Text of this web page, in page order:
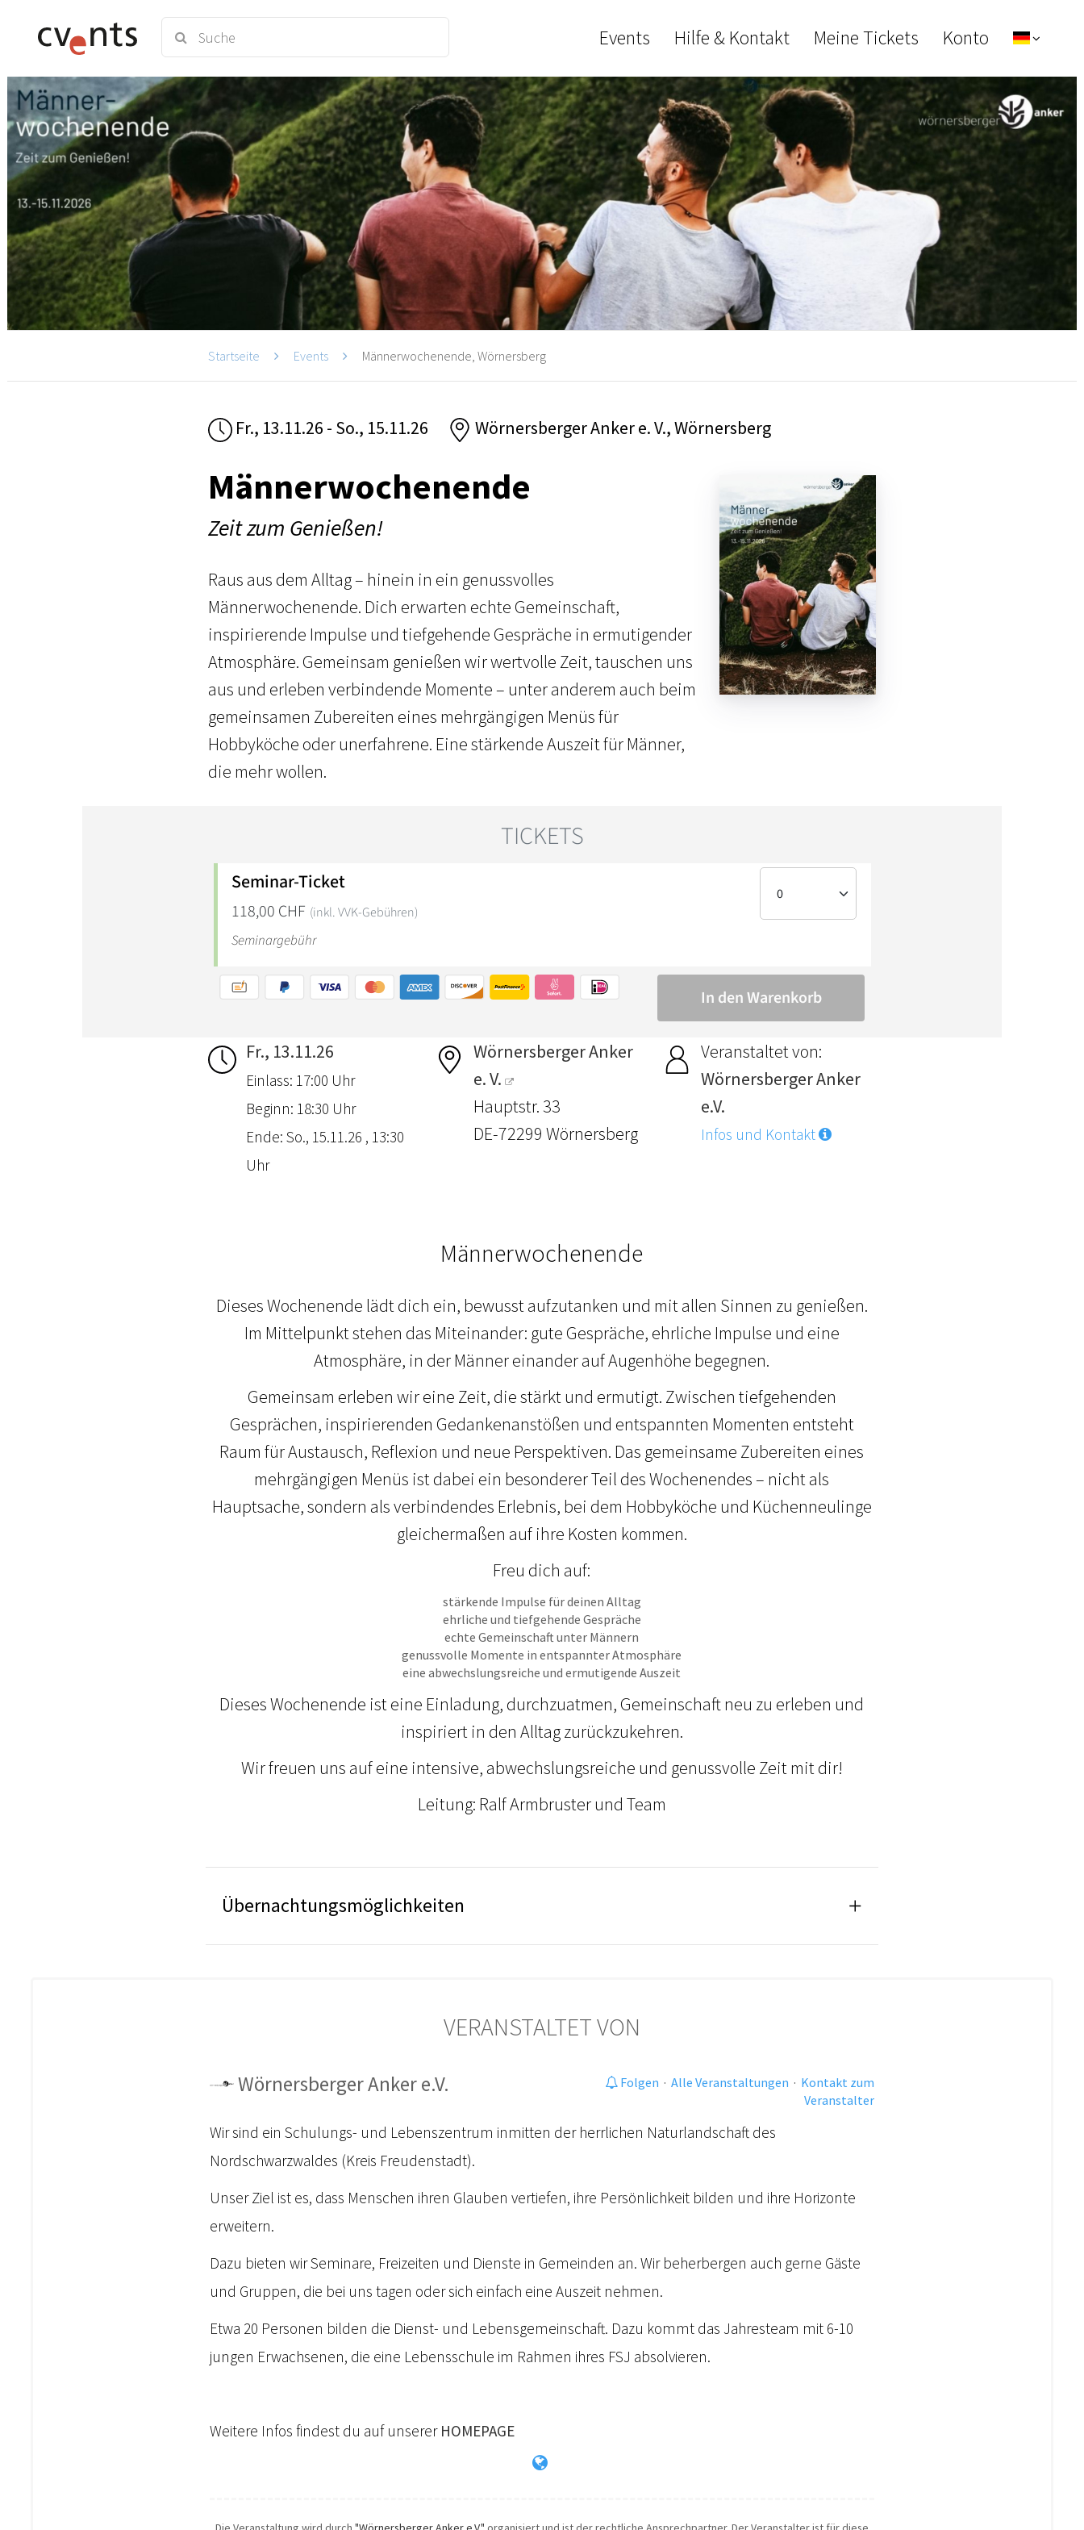
Events Hilfe & Kontakt Meine Tickets Konto
Startseite Events Männerwochenende, Wörnersberg
Fr., 13.11.26 - So., 15.11.26 Wörnersberger Anker e. V., Wörnersberg
Männerwochenende
Zeit zum Genießen!
Raus aus dem Alltag – hinein in ein genussvolles
Männerwochenende. Dich erwarten echte Gemeinschaft,
inspirierende Impulse und tiefgehende Gespräche in ermutigender
Atmosphäre. Gemeinsam genießen wir wertvolle Zeit, tauschen uns
aus und erleben verbindende Momente – unter anderem auch beim
gemeinsamen Zubereiten eines mehrgängigen Menüs für
Hobbyköche oder unerfahrene. Eine stärkende Auszeit für Männer,
die mehr wollen.
Fr., 13.11.26
Einlass: 17:00 Uhr
Beginn: 18:30 Uhr
Ende: So., 15.11.26 , 13:30
Uhr
Wörnersberger Anker
e. V.
Hauptstr. 33
DE-72299 Wörnersberg
Veranstaltet von:
Wörnersberger Anker
e.V.
Infos und Kontakt
Männerwochenende
Dieses Wochenende lädt dich ein, bewusst aufzutanken und mit allen Sinnen zu genießen.
Im Mittelpunkt stehen das Miteinander: gute Gespräche, ehrliche Impulse und eine
Atmosphäre, in der Männer einander auf Augenhöhe begegnen.
Gemeinsam erleben wir eine Zeit, die stärkt und ermutigt. Zwischen tiefgehenden
Gesprächen, inspirierenden Gedankenanstößen und entspannten Momenten entsteht
Raum für Austausch, Reflexion und neue Perspektiven. Das gemeinsame Zubereiten eines
mehrgängigen Menüs ist dabei ein besonderer Teil des Wochenendes – nicht als
Hauptsache, sondern als verbindendes Erlebnis, bei dem Hobbyköche und Küchenneulinge
gleichermaßen auf ihre Kosten kommen.
Freu dich auf:
stärkende Impulse für deinen Alltag
ehrliche und tiefgehende Gespräche
echte Gemeinschaft unter Männern
genussvolle Momente in entspannter Atmosphäre
eine abwechslungsreiche und ermutigende Auszeit
Dieses Wochenende ist eine Einladung, durchzuatmen, Gemeinschaft neu zu erleben und
inspiriert in den Alltag zurückzukehren.
Wir freuen uns auf eine intensive, abwechslungsreiche und genussvolle Zeit mit dir!
Leitung: Ralf Armbruster und Team
Übernachtungsmöglichkeiten
VERANSTALTET VON
Wörnersberger Anker e.V. Folgen · Alle Veranstaltungen · Kontakt zum
Veranstalter
Wir sind ein Schulungs- und Lebenszentrum inmitten der herrlichen Naturlandschaft des
Nordschwarzwaldes (Kreis Freudenstadt).
Unser Ziel ist es, dass Menschen ihren Glauben vertiefen, ihre Persönlichkeit bilden und ihre Horizonte
erweitern.
Dazu bieten wir Seminare, Freizeiten und Dienste in Gemeinden an. Wir beherbergen auch gerne Gäste
und Gruppen, die bei uns tagen oder sich einfach eine Auszeit nehmen.
Etwa 20 Personen bilden die Dienst- und Lebensgemeinschaft. Dazu kommt das Jahresteam mit 6-10
jungen Erwachsenen, die eine Lebensschule im Rahmen ihres FSJ absolvieren.
Weitere Infos findest du auf unserer HOMEPAGE